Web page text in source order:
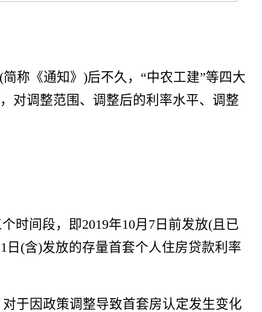
称《通知》)后不久，“中农工建”等四大
对调整范围、调整后的利率水平、调整
时间段，即2019年10月7日前发放(且已
日(含)发放的存量首套个人住房贷款利率
于因政策调整导致首套房认定发生变化